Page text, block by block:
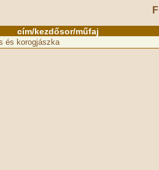
cím/kezdősor/műfaj
és korogjászka